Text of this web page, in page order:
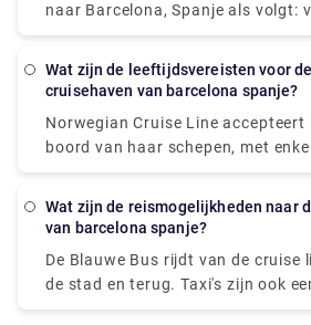
naar Barcelona, Spanje als volgt:
International Airport (BCN) naar
naar Barcelona City. Eenmaal
en volg dan de borden met
Wat zijn de leeftijdsvereisten voor de noorse
cruisehaven van barcelona spanje?
Norwegian Cruise Line accepteert
boord van haar schepen, met
voor pasgeborenen en zwangere
transferin 21 jaar of ouder zijn.
beschouwd als uw leeftijd voor de
Wat zijn de reismogelijkheden naar de aanloophaven
van barcelona spanje?
De Blauwe Bus rijdt van de cruise
de stad en terug. Taxi's zijn ook
optie om door de stad te reizen.